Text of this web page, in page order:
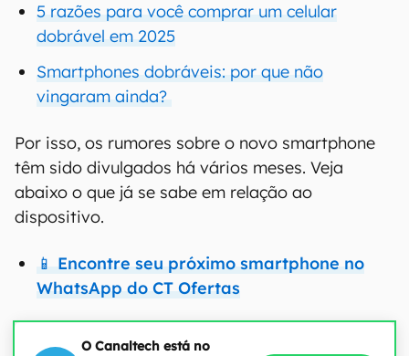
5 razões para você comprar um celular
dobrável em 2025
Smartphones dobráveis: por que não
vingaram ainda?
Por isso, os rumores sobre o novo smartphone
têm sido divulgados há vários meses. Veja
abaixo o que já se sabe em relação ao
dispositivo.
📱 Encontre seu próximo smartphone no
WhatsApp do CT Ofertas
O Canaltech está no